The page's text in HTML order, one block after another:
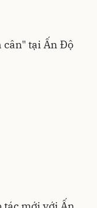
cân" tại Ấn Độ